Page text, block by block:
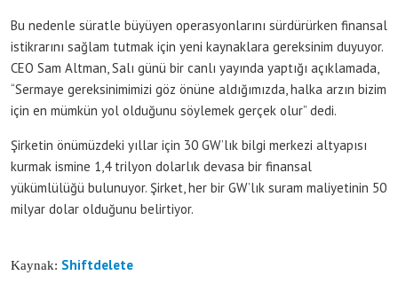
Bu nedenle süratle büyüyen operasyonlarını sürdürürken finansal
istikrarını sağlam tutmak için yeni kaynaklara gereksinim duyuyor.
CEO Sam Altman, Salı günü bir canlı yayında yaptığı açıklamada,
“Sermaye gereksinimimizi göz önüne aldığımızda, halka arzın bizim
için en mümkün yol olduğunu söylemek gerçek olur” dedi.
Şirketin önümüzdeki yıllar için 30 GW’lık bilgi merkezi altyapısı
kurmak ismine 1,4 trilyon dolarlık devasa bir finansal
yükümlülüğü bulunuyor. Şirket, her bir GW’lık suram maliyetinin 50
milyar dolar olduğunu belirtiyor.
Kaynak: Shiftdelete